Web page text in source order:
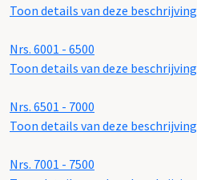
Toon details van deze beschrijving
Nrs. 6001 - 6500
Toon details van deze beschrijving
Nrs. 6501 - 7000
Toon details van deze beschrijving
Nrs. 7001 - 7500